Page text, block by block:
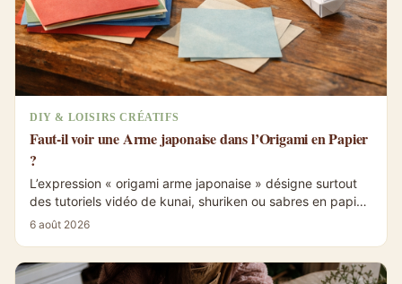
DIY & LOISIRS CRÉATIFS
Faut-il voir une Arme japonaise dans l’Origami en Papier
?
L’expression « origami arme japonaise » désigne surtout
des tutoriels vidéo de kunai, shuriken ou sabres en papier
inspirés des ninjas, du...
6 août 2026